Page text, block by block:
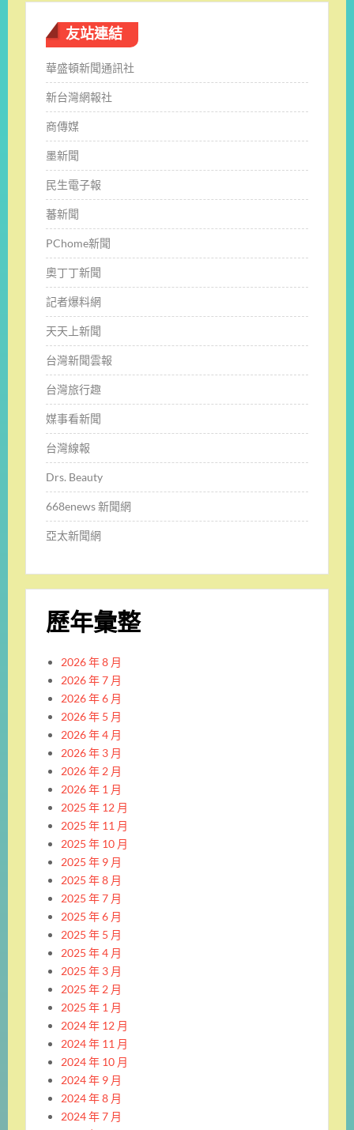
友站連結
華盛頓新聞通訊社
新台灣網報社
商傳媒
墨新聞
民生電子報
蕃新聞
PChome新聞
奧丁丁新聞
記者爆料網
天天上新聞
台灣新聞雲報
台灣旅行趣
媒事看新聞
台灣線報
Drs. Beauty
668enews 新聞網
亞太新聞網
歷年彙整
2026 年 8 月
2026 年 7 月
2026 年 6 月
2026 年 5 月
2026 年 4 月
2026 年 3 月
2026 年 2 月
2026 年 1 月
2025 年 12 月
2025 年 11 月
2025 年 10 月
2025 年 9 月
2025 年 8 月
2025 年 7 月
2025 年 6 月
2025 年 5 月
2025 年 4 月
2025 年 3 月
2025 年 2 月
2025 年 1 月
2024 年 12 月
2024 年 11 月
2024 年 10 月
2024 年 9 月
2024 年 8 月
2024 年 7 月